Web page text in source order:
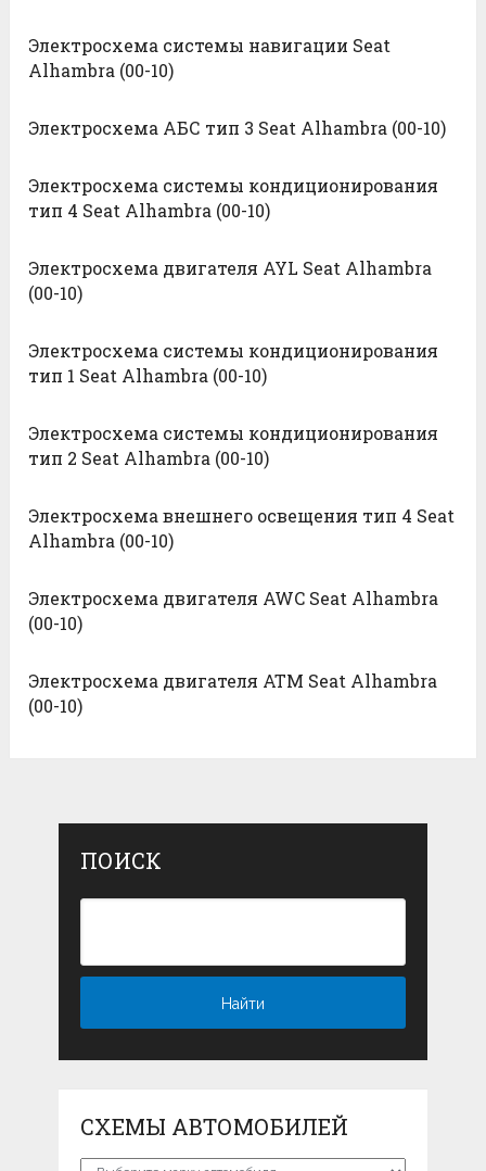
Электросхема системы навигации Seat
Alhambra (00-10)
Электросхема АБС тип 3 Seat Alhambra (00-10)
Электросхема системы кондиционирования
тип 4 Seat Alhambra (00-10)
Электросхема двигателя AYL Seat Alhambra
(00-10)
Электросхема системы кондиционирования
тип 1 Seat Alhambra (00-10)
Электросхема системы кондиционирования
тип 2 Seat Alhambra (00-10)
Электросхема внешнего освещения тип 4 Seat
Alhambra (00-10)
Электросхема двигателя AWC Seat Alhambra
(00-10)
Электросхема двигателя ATM Seat Alhambra
(00-10)
ПОИСК
СХЕМЫ АВТОМОБИЛЕЙ